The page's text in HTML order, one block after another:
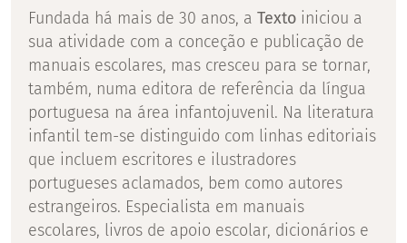
Fundada há mais de 30 anos, a Texto iniciou a
sua atividade com a conceção e publicação de
manuais escolares, mas cresceu para se tornar,
também, numa editora de referência da língua
portuguesa na área infantojuvenil. Na literatura
infantil tem-se distinguido com linhas editoriais
que incluem escritores e ilustradores
portugueses aclamados, bem como autores
estrangeiros. Especialista em manuais
escolares, livros de apoio escolar, dicionários e